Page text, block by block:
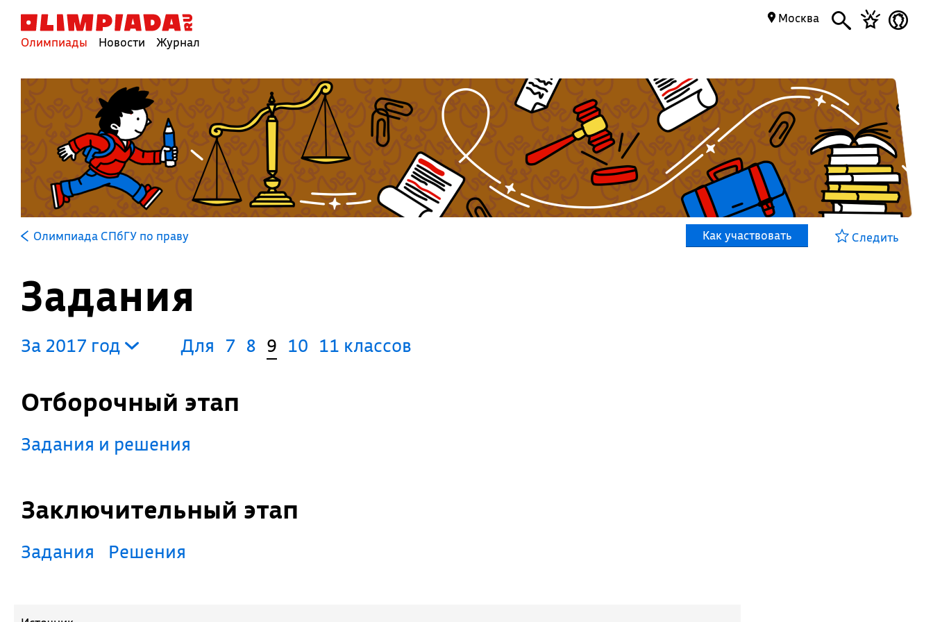
Олимпиады Новости Журнал
Москва
Олимпиада СПбГУ по праву Как участвовать Следить
Задания
За 2017 год Для 7 8 9 10 11 классов
Отборочный этап
Задания и решения
Заключительный этап
Задания Решения